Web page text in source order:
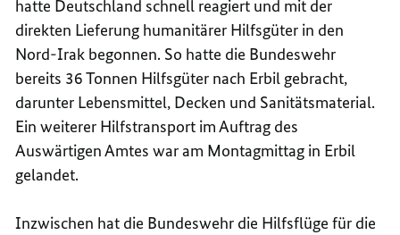
hatte Deutschland schnell reagiert und mit der
direkten Lieferung humanitärer Hilfsgüter in den
Nord-Irak begonnen. So hatte die Bundeswehr
bereits 36 Tonnen Hilfsgüter nach Erbil gebracht,
darunter Lebensmittel, Decken und Sanitätsmaterial.
Ein weiterer Hilfstransport im Auftrag des
Auswärtigen Amtes war am Montagmittag in Erbil
gelandet.
Inzwischen hat die Bundeswehr die Hilfsflüge für die